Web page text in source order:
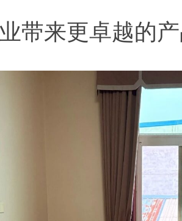
带来更卓越的